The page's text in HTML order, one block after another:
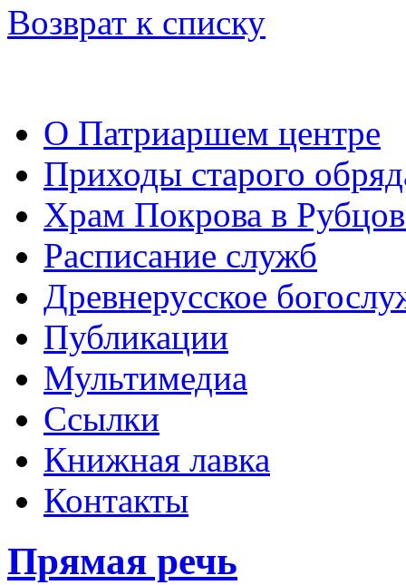
Возврат к списку
О Патриаршем центре
Приходы старого
Храм Покрова в
Расписание служб
Древнерусское
Публикации
Мультимедиа
Ссылки
Книжная лавка
Контакты
Прямая речь